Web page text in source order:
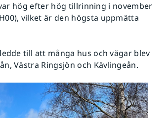
hög efter hög tillrinning i november
vilket är den högsta uppmätta
till att många hus och vägar blev
Västra Ringsjön och Kävlingeån.